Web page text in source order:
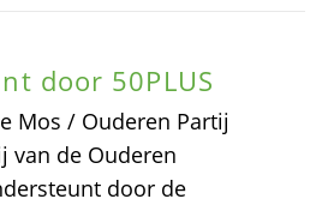
door 50PLUS
Mos / Ouderen Partij
van de Ouderen
door de